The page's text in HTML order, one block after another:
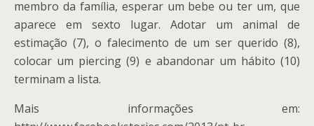
membro da família, esperar um bebe ou ter um, que
aparece em sexto lugar. Adotar um animal de
estimação (7), o falecimento de um ser querido (8),
colocar um piercing (9) e abandonar um hábito (10)
terminam a lista.
Mais informações em: